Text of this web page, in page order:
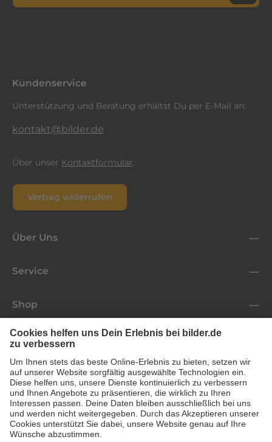
Kundenservice
Unterstützung und Beratung erhältst Du per E-Mail an:
kontakt@bilder.de
Über unser Kontaktformular.
Vertrag widerrufen
Über Uns
Service
Shop
Folge uns